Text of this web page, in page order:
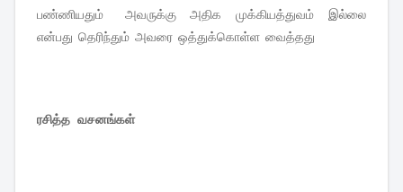
பண்ணியதும் அவருக்கு அதிக முக்கியத்துவம் இல்லை
என்பது தெரிந்தும் அவரை ஒத்துக்கொள்ள வைத்தது
ரசித்த வசனங்கள்